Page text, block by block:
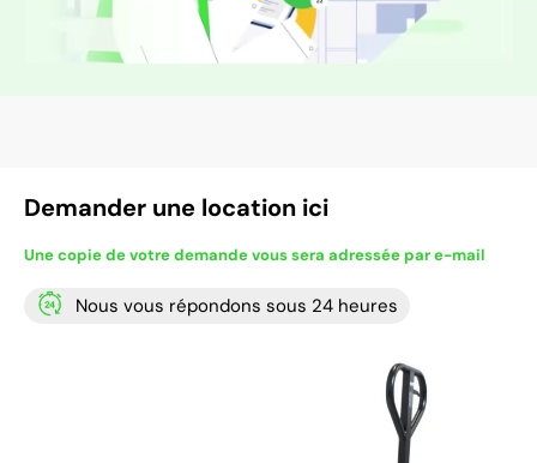
Demander une location ici
Une copie de votre demande vous sera adressée par e-mail
Nous vous répondons sous 24 heures